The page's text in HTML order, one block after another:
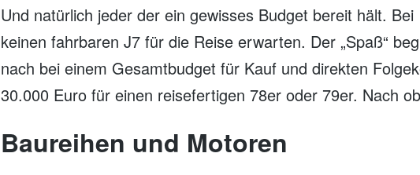
Und natürlich jeder der ein gewisses Budget bereit hält.
keinen fahrbaren J7 für die Reise erwarten. Der „Spaß“
nach bei einem Gesamtbudget für Kauf und direkten
30.000 Euro für einen reisefertigen 78er oder 79er. Nach
Baureihen und Motoren